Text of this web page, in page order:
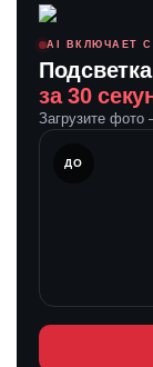
AI ВКЛЮЧАЕТ
за 30
Загрузите фото
ДО